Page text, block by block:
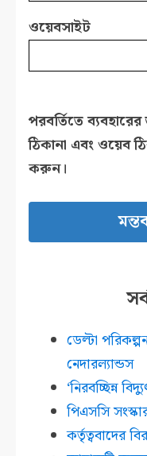
ওয়েবসাইট
পরবর্তিতে
ঠিকানা এবং ওয়েব
করুন।
ডেল্টা
নেদারল্যান্ডস
‘নিরবচ্ছিন্ন
পিএসসি
কর্তৃত্ববাদের